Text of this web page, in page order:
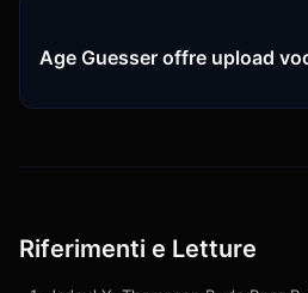
Age Guesser offre upload
Riferimenti e Letture